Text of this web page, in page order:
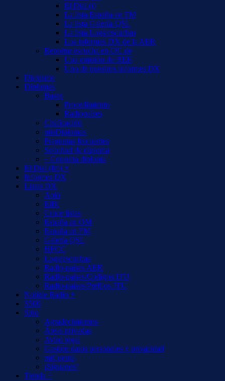
El Dial (i)
La lista España en FM
La lista Galería QSL
La lista Logs/escuchas
Los informes DX de la AER
Reportar escucha en OC de
Una emisión de REE
Uno de nuestros informes DX
Diexismo
Diplomas
Bases
Procedimiento
Radiopaíses
Clsificación
misDiplomas
Preguntas frecuentes
Solicitud de diploma
– Consulta diploma
El Dial (fm) +
Informes DX
Listas DX
Aoki
EiBi
Cruce listas
España en OM
España en FM
Galería QSL
HFCC
Logs/escuchas
Radio-países AER
Radio-países/Códigos ITU
Radio-países/Prefijos ITU
Notizie Radio +
S500
Sitio
Agradecimientos
Áreas privadas
Aviso legal
Gestión datos personales y privacidad
miCuenta
¡Síguenos!
Tienda +